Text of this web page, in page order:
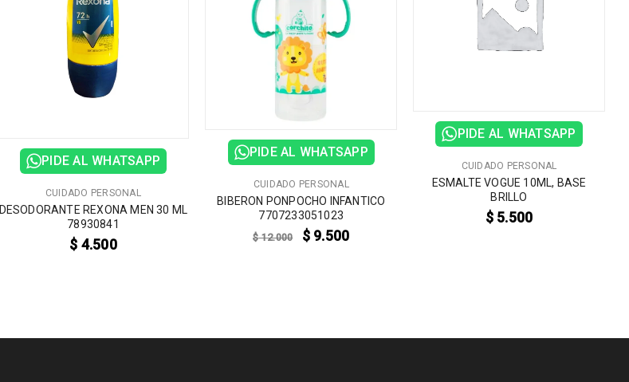
PIDE AL WHATSAPP
CUIDADO PERSONAL
DESODORANTE REXONA MEN 30 ML
78930841
$ 4.500
PIDE AL WHATSAPP
CUIDADO PERSONAL
BIBERON PONPOCHO INFANTICO
7707233051023
$12.000 $9.500
PIDE AL WHATSAPP
CUIDADO PERSONAL
ESMALTE VOGUE 10ML, BASE
BRILLO
$5.500